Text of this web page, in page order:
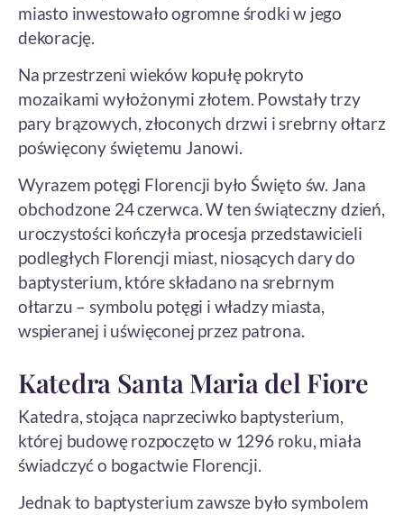
miasto inwestowało ogromne środki w jego
dekorację.
Na przestrzeni wieków kopułę pokryto
mozaikami wyłożonymi złotem. Powstały trzy
pary brązowych, złoconych drzwi i srebrny ołtarz
poświęcony świętemu Janowi.
Wyrazem potęgi Florencji było Święto św. Jana
obchodzone 24 czerwca. W ten świąteczny dzień,
uroczystości kończyła procesja przedstawicieli
podległych Florencji miast, niosących dary do
baptysterium, które składano na srebrnym
ołtarzu – symbolu potęgi i władzy miasta,
wspieranej i uświęconej przez patrona.
Katedra Santa Maria del Fiore
Katedra, stojąca naprzeciwko baptysterium,
której budowę rozpoczęto w 1296 roku, miała
świadczyć o bogactwie Florencji.
Jednak to baptysterium zawsze było symbolem